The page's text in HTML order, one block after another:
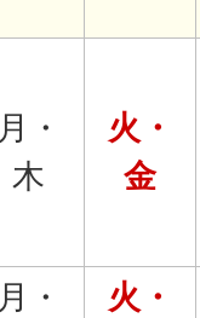
月・
木
火・
金
月・
火・